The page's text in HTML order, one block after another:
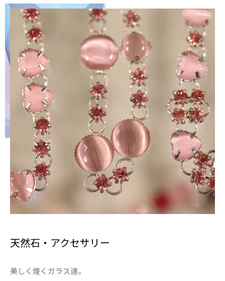
天然石・アクセサリー
美しく煌くガラス達。